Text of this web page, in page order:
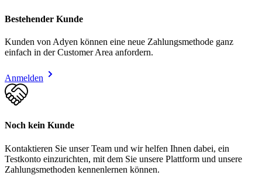
Bestehender Kunde
Kunden von Adyen können eine neue Zahlungsmethode ganz
einfach in der Customer Area anfordern.
Anmelden
Noch kein Kunde
Kontaktieren Sie unser Team und wir helfen Ihnen dabei, ein
Testkonto einzurichten, mit dem Sie unsere Plattform und unsere
Zahlungsmethoden kennenlernen können.